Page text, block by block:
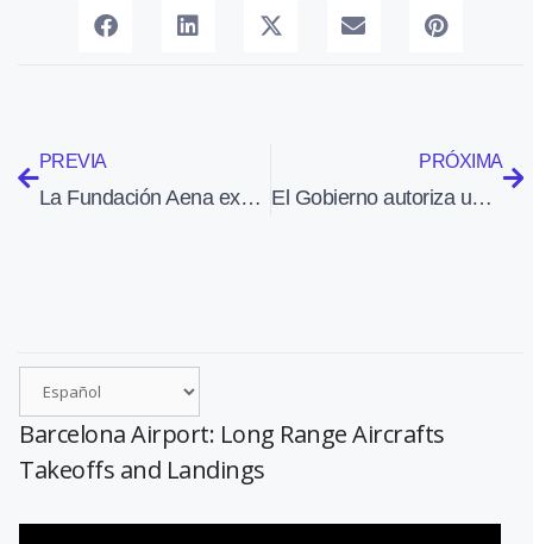
PREVIA
La Fundación Aena expone en el Aeropuerto de Girona-Costa Brava 26 maquetas de aviones históricos
PRÓXIMA
El Gobierno autoriza un contrato de arrendamiento financiero del helicóptero de gran porte adquirido por Salvamento Marítimo
Barcelona Airport: Long Range Aircrafts
Takeoffs and Landings